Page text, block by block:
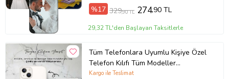
%17 329,90 TL 274,90 TL
29,32 TL'den Başlayan Taksitlerle
Tüm Telefonlara Uyumlu Kişiye Özel
Telefon Kılıfı Tüm Modeller
Açıklamada
Kargo ile Teslimat